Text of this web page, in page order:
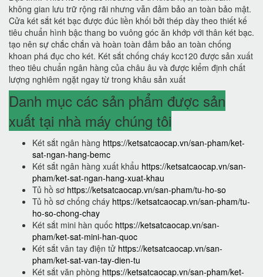
không gian lưu trữ rộng rãi nhưng vẫn đảm bảo an toàn bảo mật.
Cửa két sắt két bạc được đúc liền khối bởi thép dày theo thiết kế
tiêu chuẩn hình bậc thang bo vuông góc ăn khớp với thân két bạc.
tạo nên sự chắc chắn và hoàn toàn đảm bảo an toàn chống
khoan phá đục cho két. Két sắt chống cháy kcc120 được sản xuất
theo tiêu chuẩn ngân hàng của châu âu và được kiểm định chất
lượng nghiêm ngặt ngay từ trong khâu sản xuất
Danh mục các sản phẩm được sản
xuất tại nhà máy chúng tôi
Két sắt ngân hàng https://ketsatcaocap.vn/san-pham/ket-
sat-ngan-hang-bemc
Két sắt ngân hàng xuất khẩu https://ketsatcaocap.vn/san-
pham/ket-sat-ngan-hang-xuat-khau
Tủ hồ sơ https://ketsatcaocap.vn/san-pham/tu-ho-so
Tủ hồ sơ chống cháy https://ketsatcaocap.vn/san-pham/tu-
ho-so-chong-chay
Két sắt mini hàn quốc https://ketsatcaocap.vn/san-
pham/ket-sat-mini-han-quoc
Két sắt vân tay điện tử https://ketsatcaocap.vn/san-
pham/ket-sat-van-tay-dien-tu
Két sắt văn phòng https://ketsatcaocap.vn/san-pham/ket-